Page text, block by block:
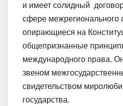
и имеет солидный
сфере межрегионального
опирающиеся на
общепризнанные
международного права.
звеном
свидетельством
государства.